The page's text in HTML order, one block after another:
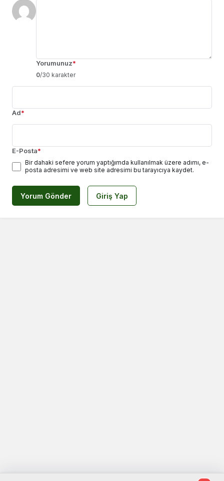
Yorumunuz*
0/30 karakter
Ad*
E-Posta*
Bir dahaki sefere yorum yaptığımda kullanılmak üzere adımı, e-
posta adresimi ve web site adresimi bu tarayıcıya kaydet.
Yorum Gönder Giriş Yap